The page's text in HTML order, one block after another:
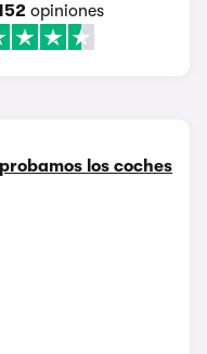
opiniones
los coches